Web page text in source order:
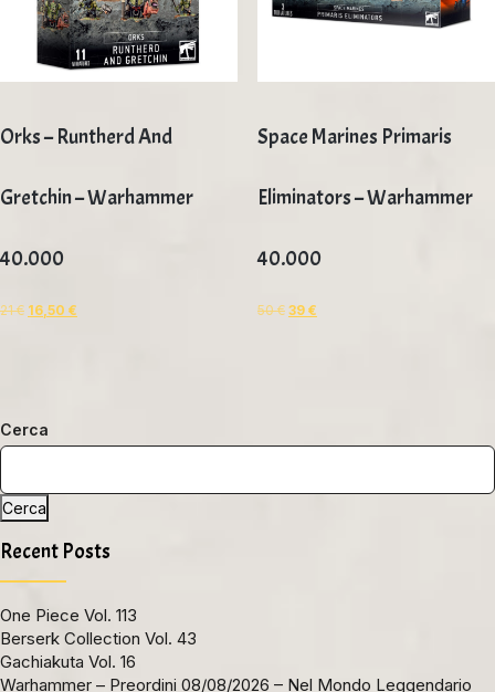
Orks – Runtherd And
Gretchin – Warhammer
40.000
21€ 16,50 €
Space Marines Primaris
Eliminators – Warhammer
40.000
50€ 39 €
Cerca
Cerca
Recent Posts
One Piece Vol. 113
Berserk Collection Vol. 43
Gachiakuta Vol. 16
Warhammer – Preordini 08/08/2026 – Nel Mondo Leggendario